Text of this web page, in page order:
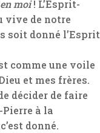
moi! L’Esprit-
vive de notre
soit donné l’Esprit
comme une voile
et mes frères.
décider de faire
Pierre à la
donné.